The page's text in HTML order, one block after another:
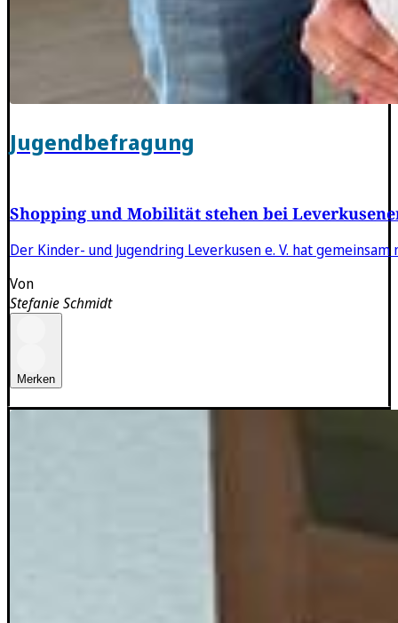
Jugendbefragung
Shopping und Mobilität stehen bei
Der Kinder- und Jugendring Leverkusen e. V. hat
Von
Stefanie Schmidt
Merken